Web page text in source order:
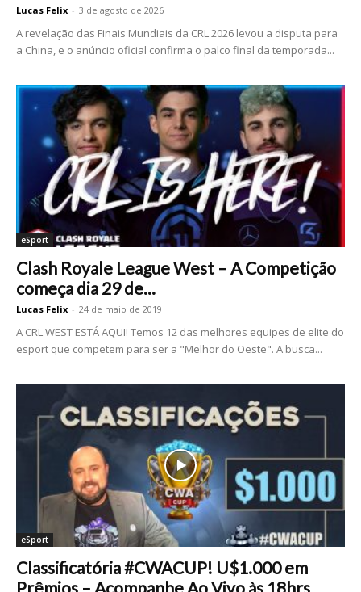
Lucas Felix - 3 de agosto de 2026
A revelação das Finais Mundiais da CRL 2026 levou a disputa para
a China, e o anúncio oficial confirma o palco final da temporada...
eSport
Clash Royale League West – A Competição
começa dia 29 de...
Lucas Felix - 24 de maio de 2019
A CRL WEST ESTÁ AQUI! Temos 12 das melhores equipes de elite do
esport que competem para ser a "Melhor do Oeste". A busca...
eSport
Classificatória #CWACUP! U$1.000 em
Prêmios – Acompanhe Ao Vivo às 18hrs